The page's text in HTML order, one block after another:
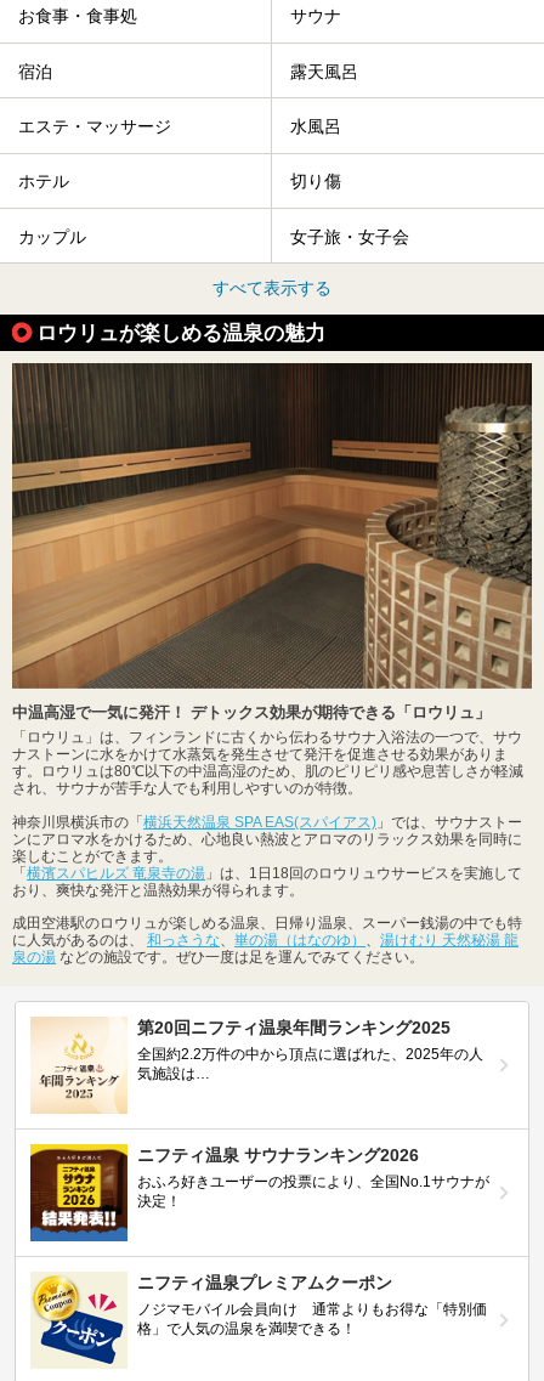
お食事・食事処 サウナ
宿泊 露天風呂
エステ・マッサージ 水風呂
ホテル 切り傷
カップル 女子旅・女子会
すべて表示する
ロウリュが楽しめる温泉の魅力
中温高湿で一気に発汗！ デトックス効果が期待できる「ロウリュ」
「ロウリュ」は、フィンランドに古くから伝わるサウナ入浴法の一つで、サウ
ナストーンに水をかけて水蒸気を発生させて発汗を促進させる効果がありま
す。ロウリュは80℃以下の中温高湿のため、肌のピリピリ感や息苦しさが軽減
され、サウナが苦手な人でも利用しやすいのが特徴。
神奈川県横浜市の「横浜天然温泉 SPA EAS(スパイアス) 」では、サウナストー
ンにアロマ水をかけるため、心地良い熱波とアロマのリラックス効果を同時に
楽しむことができます。
「横濱スパヒルズ 竜泉寺の湯 」は、1日18回のロウリュウサービスを実施して
おり、爽快な発汗と温熱効果が得られます。
成田空港駅のロウリュが楽しめる温泉、日帰り温泉、スーパー銭湯の中でも特
に人気があるのは、 和っさうな、 崋の湯（はなのゆ） 、 湯けむり 天然秘湯 龍
泉の湯 などの施設です。ぜひ一度は足を運んでみてください。
第20回ニフティ温泉年間ランキング2025
全国約2.2万件の中から頂点に選ばれた、2025年の人
気施設は…
ニフティ温泉 サウナランキング2026
おふろ好きユーザーの投票により、全国No.1サウナが
決定！
ニフティ温泉プレミアムクーポン
ノジマモバイル会員向け 通常よりもお得な「特別価
格」で人気の温泉を満喫できる！